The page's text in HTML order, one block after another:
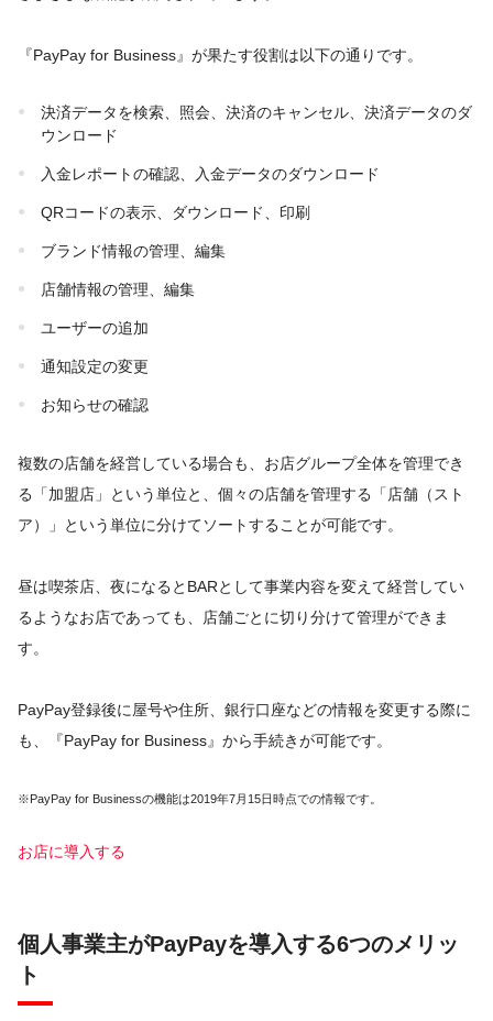
『PayPay for Business』が果たす役割は以下の通りです。
決済データを検索、照会、決済のキャンセル、決済データのダ
ウンロード
入金レポートの確認、入金データのダウンロード
QRコードの表示、ダウンロード、印刷
ブランド情報の管理、編集
店舗情報の管理、編集
ユーザーの追加
通知設定の変更
お知らせの確認
複数の店舗を経営している場合も、お店グループ全体を管理でき
る「加盟店」という単位と、個々の店舗を管理する「店舗（スト
ア）」という単位に分けてソートすることが可能です。
昼は喫茶店、夜になるとBARとして事業内容を変えて経営してい
るようなお店であっても、店舗ごとに切り分けて管理ができま
す。
PayPay登録後に屋号や住所、銀行口座などの情報を変更する際に
も、『PayPay for Business』から手続きが可能です。
※PayPay for Businessの機能は2019年7月15日時点での情報です。
お店に導入する
個人事業主がPayPayを導入する6つのメリッ
ト